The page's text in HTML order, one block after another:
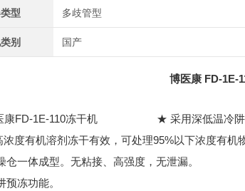
型 多歧管型
别 国产
博医康 FD-1E-
★ 采用深低温冷
浓度有机溶剂冻干有效，可处理95%以下浓度有机
一体成型。无粘接、高强度，无泄漏。
冻功能。